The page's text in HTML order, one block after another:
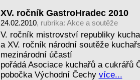
XV. ročník GastroHradec 2010
24.02.2010, rubrika: Akce a soutěže
V. ročník mistrovství republiky
a XV. ročník národní soutěže
mezinárodní účastí
pořádá Asociace kuchařů a cukrářů
pobočka Východní Čechy více...